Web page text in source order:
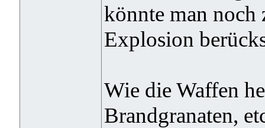
könnte man noch
Explosion
Wie die Waffen
Brandgranaten,